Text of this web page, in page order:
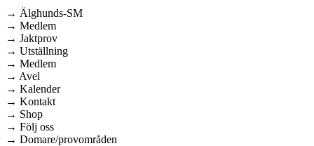
→ Älghunds-SM
→ Medlem
→ Jaktprov
→ Utställning
→ Medlem
→ Avel
→ Kalender
→ Kontakt
→ Shop
→ Följ oss
→ Domare/provområden